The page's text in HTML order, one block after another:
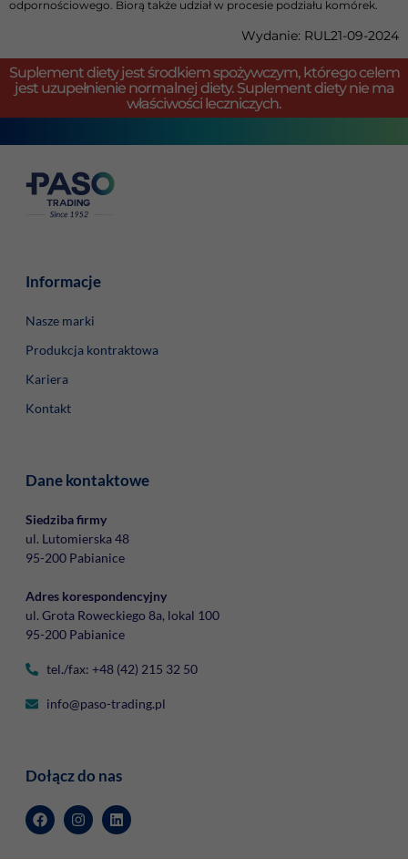
odpornościowego. Biorą także udział w procesie podziału komórek.
Wydanie: RUL21-09-2024
Suplement diety jest środkiem spożywczym, którego celem
jest uzupełnienie normalnej diety. Suplement diety nie ma
właściwości leczniczych.
Informacje
Nasze marki
Produkcja kontraktowa
Kariera
Kontakt
Dane kontaktowe
Siedziba firmy
ul. Lutomierska 48
95-200 Pabianice
Adres korespondencyjny
ul. Grota Roweckiego 8a, lokal 100
95-200 Pabianice
tel./fax: +48 (42) 215 32 50
info@paso-trading.pl
Dołącz do nas